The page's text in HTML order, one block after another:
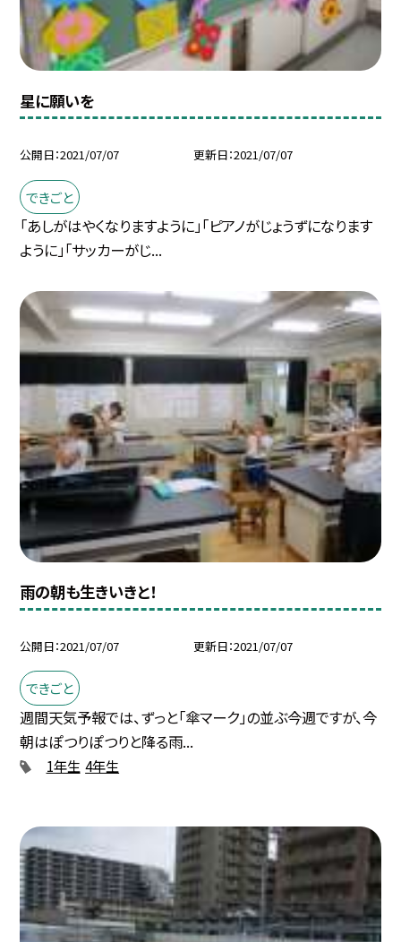
星に願いを
公開日 2021/07/07 更新日 2021/07/07
できごと
「あしがはやくなりますように」「ピアノがじょうずになります
ように」「サッカーがじ...
雨の朝も生きいきと！
公開日 2021/07/07 更新日 2021/07/07
できごと
週間天気予報では、ずっと「傘マーク」の並ぶ今週ですが、今
朝はぽつりぽつりと降る雨...
1年生 4年生